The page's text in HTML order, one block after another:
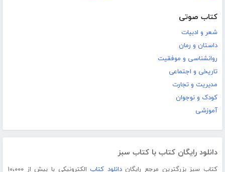
کتاب صوتی
شعر و ادبیات
داستان و رمان
روانشناسی و موفقیت
تاریخی و اجتماعی
مدیریت و تجارت
کودک و نوجوان
آموزشی
دانلود رایگان کتاب با کتاب سبز
کتاب سبز بزرگترین مرجع رایگاندانلود کتاب
الکترونیکی با بیش از ۱۰،۰۰۰